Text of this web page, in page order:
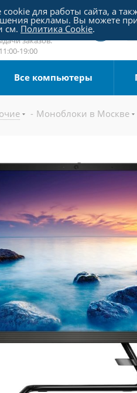
шоссе 18, пав. 267
arena.ru
20:00
заказов:
19:00
Все компьютеры
- Моноблоки в Москве
для работы сайта, а
рекламы. Вы можете
см. Политика Cookie.